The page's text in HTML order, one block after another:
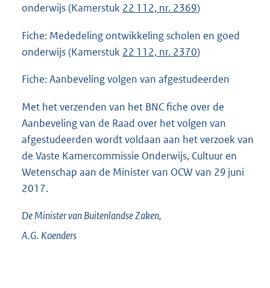
onderwijs (Kamerstuk 22 112, nr. 2369)
Fiche: Mededeling ontwikkeling scholen en goed
onderwijs (Kamerstuk 22 112, nr. 2370)
Fiche: Aanbeveling volgen van afgestudeerden
Met het verzenden van het BNC fiche over de
Aanbeveling van de Raad over het volgen van
afgestudeerden wordt voldaan aan het verzoek van
de Vaste Kamercommissie Onderwijs, Cultuur en
Wetenschap aan de Minister van OCW van 29 juni
2017.
De Minister van Buitenlandse Zaken,
A.G. Koenders